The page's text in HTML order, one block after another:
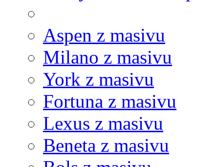
Aspen z masivu
Milano z masivu
York z masivu
Fortuna z masivu
Lexus z masivu
Beneta z masivu